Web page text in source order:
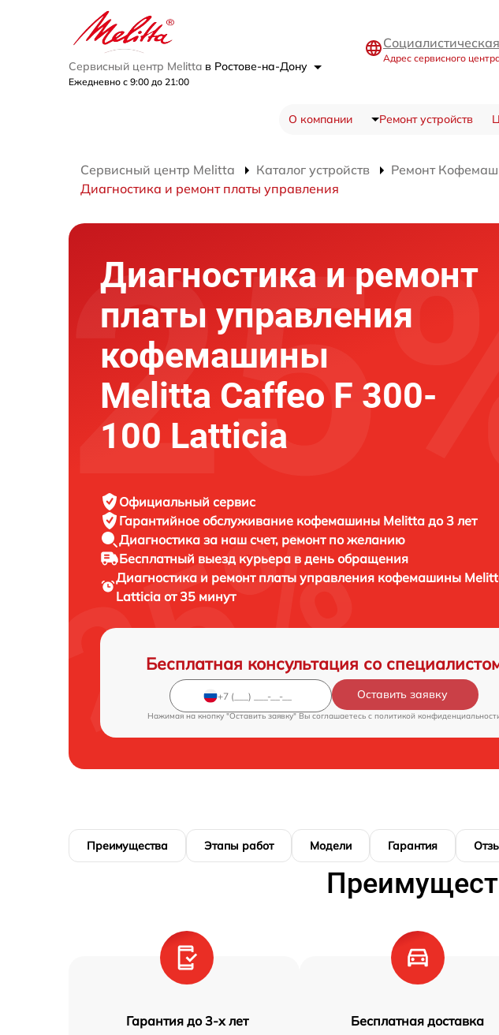
Сервисный центр Melitta в Ростове-на-Дону
Ежедневно с 9:00 до 21:00
Адрес сервисного
О компании Ремонт устройств
Сервисный центр Melitta Каталог устройств Ремонт
Диагностика и ремонт платы управления
Диагностика и ремонт
платы управления
кофемашины
Melitta Caffeo F 300-
100 Latticia
Официальный сервис
Гарантийное обслуживание кофемашины Melitta до 3 лет
Диагностика за наш счет, ремонт по желанию
Бесплатный выезд курьера в день обращения
Диагностика и ремонт платы управления кофемашины
Latticia от 35 минут
Бесплатная консультация со
Оставить заявку
Нажимая на кнопку "Оставить заявку" Вы соглашаетесь c политикой
Преимущества Этапы работ Модели Гарантия
Гарантия до 3-х лет Бесплатная доставка